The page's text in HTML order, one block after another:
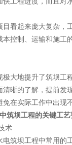
目看起来庞大复杂，
本控制、运输和施工
极大地提升了筑坝工
清晰的了解，提前发
免在实际工作中出现
筑坝工程的关键工艺
术
电筑坝工程中常用的